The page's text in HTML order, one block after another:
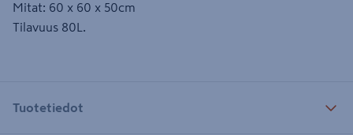
Mitat: 60 x 60 x 50cm
Tilavuus 80L.
Tuotetiedot